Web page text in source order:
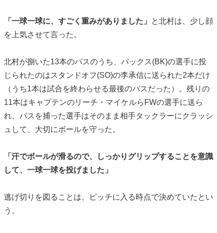
「一球一球に、すごく重みがありました」
と北村は、少し顔
を上気させて言った。
北村が捌いた13本のパスのうち、バックス(BK)の選手に投
じられたのはスタンドオフ(SO)の李承信に送られた2本だけ
（うち1本は試合を終わらせる最後のパスだった）。残りの
11本はキャプテンのリーチ・マイケルらFWの選手に送ら
れ、パスを捕った選手はそのまま相手タックラーにクラッシ
ュして、大切にボールを守った。
「汗でボールが滑るので、しっかりグリップすることを意識
して、一球一球を投げました」
逃げ切りを図ることは、ピッチに入る時点で決めていたとい
う。